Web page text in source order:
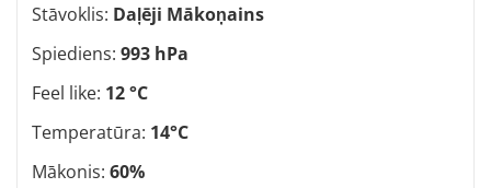
Stāvoklis: Daļēji Mākoņains
Spiediens: 993 hPa
Feel like: 12 °C
Temperatūra: 14°C
Mākonis: 60%